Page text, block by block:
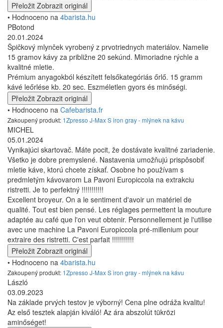
Přeložit Zobrazit originál
• Hodnoceno na 4barista.hu
PBotond
20.01.2024
Špičkový mlynček vyrobený z prvotriednych materiálov. Namelie
15 gramov kávy za približne 20 sekúnd. Mimoriadne rýchle a
kvalitné mletie.
Prémium anyagokból készített felsőkategóriás őrlő. 15 gramm
kávé leőrlése kb. 20 sec. Eszméletlen gyors és minőségi.
Přeložit Zobrazit originál
• Hodnoceno na Cafebarista.fr
Zakoupený produkt: 1Zpresso J-Max S iron gray - mlýnek na kávu
MICHEL
05.01.2024
Vynikajúci skartovač. Máte pocit, že dostávate kvalitné zariadenie.
Všetko je dobre premyslené. Nastavenia umožňujú prispôsobiť
mletie káve, ktorú chcete získať. Osobne ho používam s
predmletým kávovarom La Pavoni Europiccola na extrakciu
ristretti. Je to perfektný !!!!!!!!!!!
Excellent broyeur. On a le sentiment d'avoir un matériel de
qualité. Tout est bien pensé. Les réglages permettent la mouture
adaptée au café que l'on veut obtenir. Personnellement je l'utilise
avec une machine La Pavoni Europiccola pré-millenium pour
extraire des ristretti. C'est parfait !!!!!!!!!!!
Přeložit Zobrazit originál
• Hodnoceno na 4barista.hu
Zakoupený produkt: 1Zpresso J-Max S iron gray - mlýnek na kávu
László
03.09.2023
Na základe prvých testov je výborný! Cena plne odráža kvalitu!
Az első tesztek alapján kiváló! Az ára abszolút tükrözi
aminőséget!